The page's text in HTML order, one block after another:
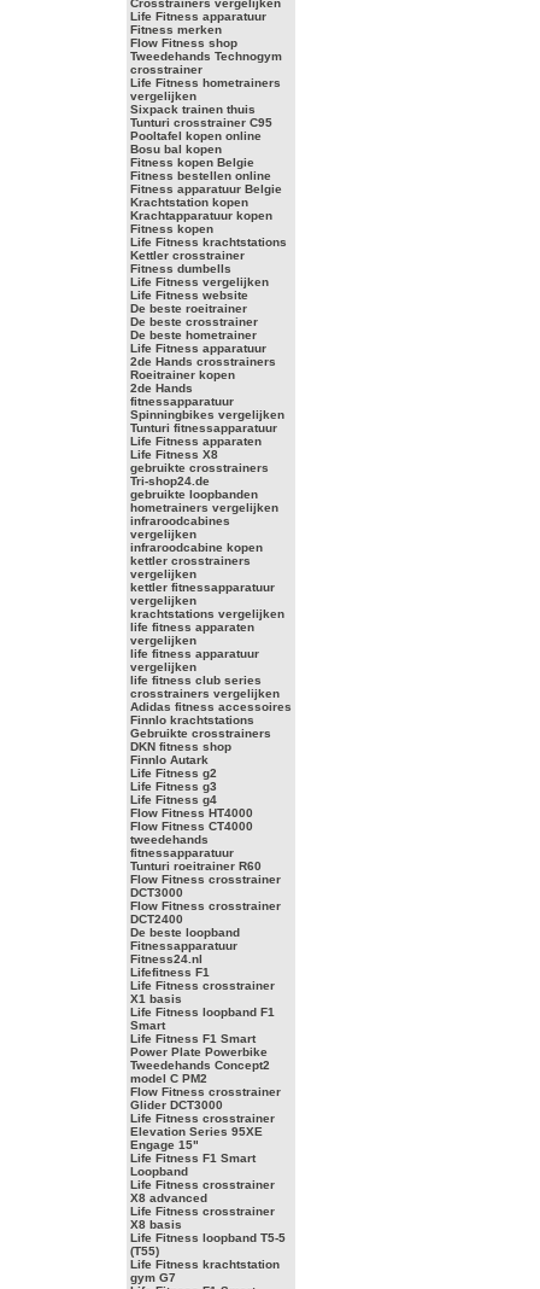
Crosstrainers vergelijken
Life Fitness apparatuur
Fitness merken
Flow Fitness shop
Tweedehands Technogym
crosstrainer
Life Fitness hometrainers
vergelijken
Sixpack trainen thuis
Tunturi crosstrainer C95
Pooltafel kopen online
Bosu bal kopen
Fitness kopen Belgie
Fitness bestellen online
Fitness apparatuur Belgie
Krachtstation kopen
Krachtapparatuur kopen
Fitness kopen
Life Fitness krachtstations
Kettler crosstrainer
Fitness dumbells
Life Fitness vergelijken
Life Fitness website
De beste roeitrainer
De beste crosstrainer
De beste hometrainer
Life Fitness apparatuur
2de Hands crosstrainers
Roeitrainer kopen
2de Hands
fitnessapparatuur
Spinningbikes vergelijken
Tunturi fitnessapparatuur
Life Fitness apparaten
Life Fitness X8
gebruikte crosstrainers
Tri-shop24.de
gebruikte loopbanden
hometrainers vergelijken
infraroodcabines
vergelijken
infraroodcabine kopen
kettler crosstrainers
vergelijken
kettler fitnessapparatuur
vergelijken
krachtstations vergelijken
life fitness apparaten
vergelijken
life fitness apparatuur
vergelijken
life fitness club series
crosstrainers vergelijken
Adidas fitness accessoires
Finnlo krachtstations
Gebruikte crosstrainers
DKN fitness shop
Finnlo Autark
Life Fitness g2
Life Fitness g3
Life Fitness g4
Flow Fitness HT4000
Flow Fitness CT4000
tweedehands
fitnessapparatuur
Tunturi roeitrainer R60
Flow Fitness crosstrainer
DCT3000
Flow Fitness crosstrainer
DCT2400
De beste loopband
Fitnessapparatuur
Fitness24.nl
Lifefitness F1
Life Fitness crosstrainer
X1 basis
Life Fitness loopband F1
Smart
Life Fitness F1 Smart
Power Plate Powerbike
Tweedehands Concept2
model C PM2
Flow Fitness crosstrainer
Glider DCT3000
Life Fitness crosstrainer
Elevation Series 95XE
Engage 15"
Life Fitness F1 Smart
Loopband
Life Fitness crosstrainer
X8 advanced
Life Fitness crosstrainer
X8 basis
Life Fitness loopband T5-5
(T55)
Life Fitness krachtstation
gym G7